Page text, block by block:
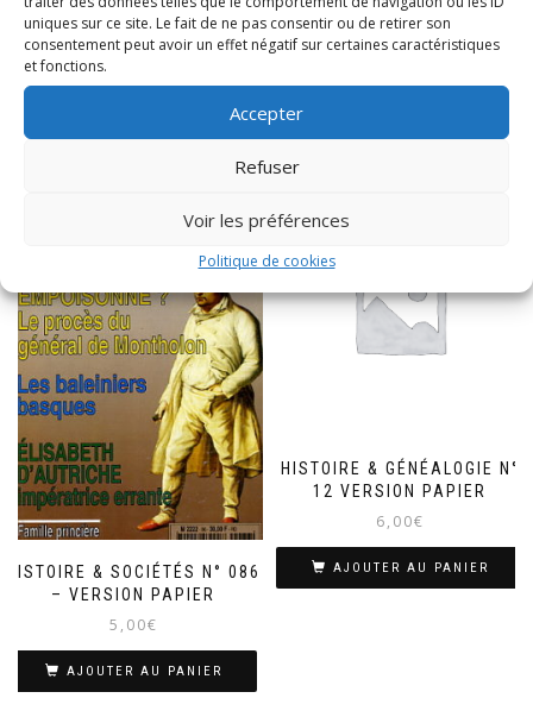
uniques sur ce site. Le fait de ne pas consentir ou de retirer son
consentement peut avoir un effet négatif sur certaines caractéristiques
et fonctions.
Accepter
Refuser
Voir les préférences
Politique de cookies
PRODUITS SIMILAIRES
HISTOIRE & SOCIÉTÉS N° 086
– VERSION PAPIER
5,00€
AJOUTER AU PANIER
HISTOIRE & GÉNÉALOGIE N°
12 VERSION PAPIER
6,00€
AJOUTER AU PANIER